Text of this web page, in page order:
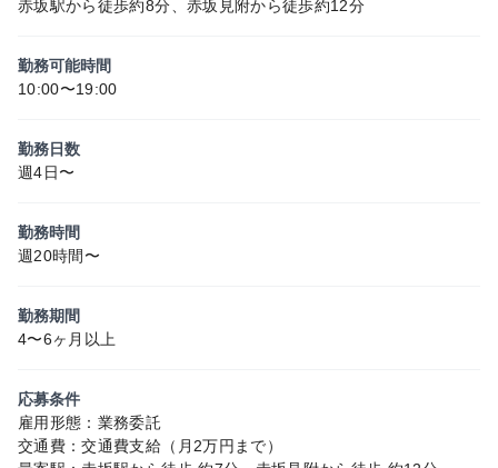
赤坂駅から徒歩約8分、赤坂見附から徒歩約12分
勤務可能時間
10:00〜19:00
勤務日数
週4日〜
勤務時間
週20時間〜
勤務期間
4〜6ヶ月以上
応募条件
雇用形態：業務委託
交通費：交通費支給（月2万円まで）